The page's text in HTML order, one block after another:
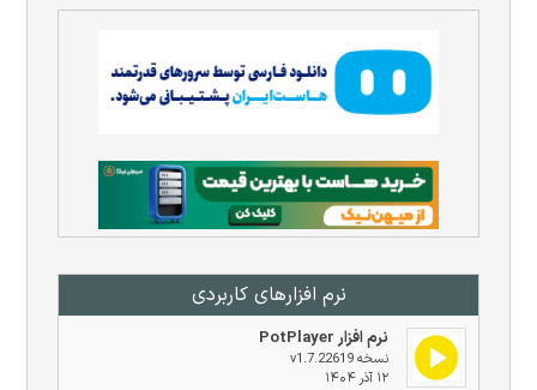
نرم افزار‌های کاربردی
نرم افزار PotPlayer
نسخه v1.7.22619
۱۲ آذر ۱۴۰۴